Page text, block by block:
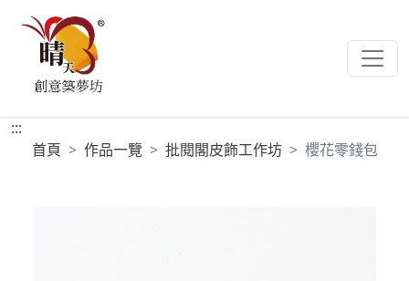
:::
首頁
作品一覽 批閱閣皮飾工作坊 櫻花零錢包